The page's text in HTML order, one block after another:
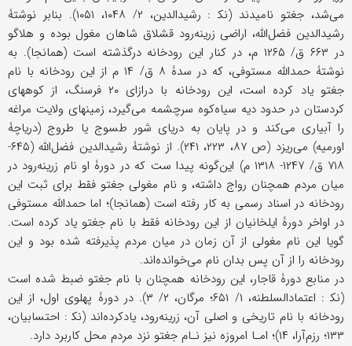
می‌شد، جغتو نامیدند (نک‍ : رشیدالدین، ۲/ ۱۰۴۸، ۱۰۵۱). بنابر نوشتۀ
رشیدالدین فضل‌الله، اراضی زرینه‌رود قشلاق شاهان مغول بوده و هلاگو
در ۶۶۳ ق/ ۱۲۶۵ م، در کنار این رودخانه درگذشته است (همانجا). به
نوشتۀ حمدالله مستوفی، که در سدۀ ۸ ق/ ۱۴ م از این رودخانه با نام
جغتو یاد کرده است، این رودخانه با درازای ۲۰ فرسنگ، از کوههای
کردستان در حدود دیه سیاه‌کوه سرچشمه می‌گیرد، زمینهای ولایت مراغه
را آبیاری می‌کند و در پایان به دریای شور طسوج یا طروج (دریاچۀ
اورمیه) می‌ریزد (ص ۸۷، ۲۲۳، ۲۴۱). از نوشتۀ رشیدالدین فضل‌الله (۶۴۵-
۷۱۸ ق/ ۱۲۴۷- ۱۳۱۸ م) این‌گونه پیدا ست که در دورۀ او نام زرینه‌رود در
میان مردم همچنان رواج داشته، و نام مغولی جغتو فقط برای ثبت این
رودخانه در اسناد رسمی به‌ کار رفته است (همانجا)؛ اما حمدالله مستوفی
در اواخر دورۀ ایلخانیان از این رودخانه فقط با نام جغتو یاد کرده است.
گویا این نام مغولی از آن زمان در میان مردم پذیرفته شده بود و این
رودخانه را از آن ‌پس بدان نام می‌خوانده‌اند.
در منابع دورۀ قاجار، این رودخانه همچنان با نام جغتو ضبط شده است
(نک‍ : اعتمادالسلطنه، ۱/ ۶۵۱؛ مرگان، ۲/ ۳). در دورۀ پهلوی اول، از این
رودخانه با نام تاریخی و اصلی آن، زرینه‌رود، یادکرده‌اند (نک‍ : احتسابیان،
۱۳۳؛ رزم‌آرا، ۱۴)؛ امـا امروزه نیز نـام جغتو نزد مردم محل کاربرد دارد.